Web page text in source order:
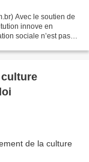
Avec le soutien de
innove en
sociale n’est pas